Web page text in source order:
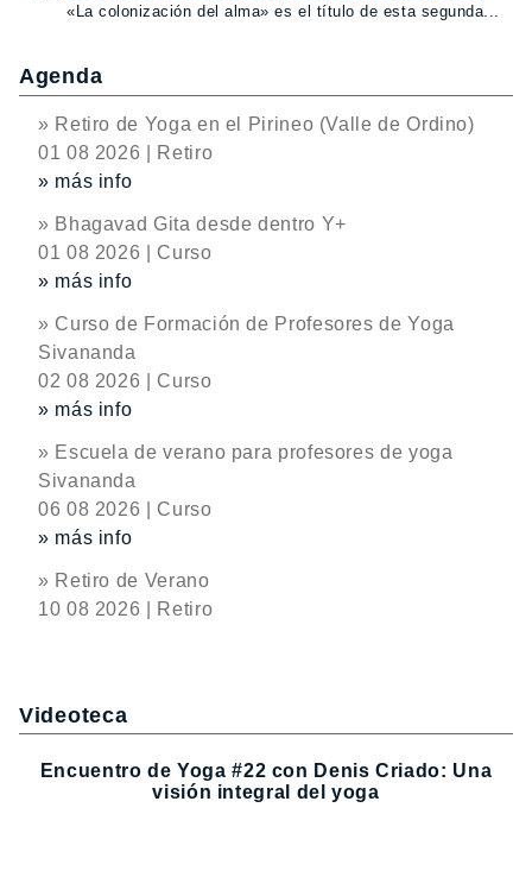
«La colonización del alma» es el título de esta segunda...
Agenda
» Retiro de Yoga en el Pirineo (Valle de Ordino)
01 08 2026 | Retiro
» más info
» Bhagavad Gita desde dentro Y+
01 08 2026 | Curso
» más info
» Curso de Formación de Profesores de Yoga
Sivananda
02 08 2026 | Curso
» más info
» Escuela de verano para profesores de yoga
Sivananda
06 08 2026 | Curso
» más info
» Retiro de Verano
10 08 2026 | Retiro
Videoteca
Encuentro de Yoga #22 con Denis Criado: Una
visión integral del yoga